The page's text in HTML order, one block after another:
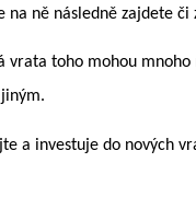
na ně následně zajdete
vrata toho mohou
a investuje do nových